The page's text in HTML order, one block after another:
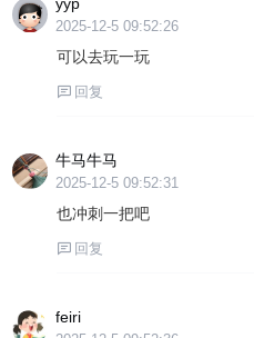
2025-12-5 09:52:26
可以去玩一玩
回复
牛马牛马
2025-12-5 09:52:31
也冲刺一把吧
回复
feiri